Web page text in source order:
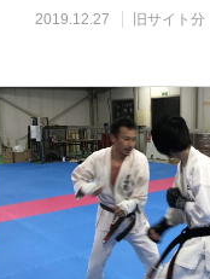
2019.12.27 旧サイト分